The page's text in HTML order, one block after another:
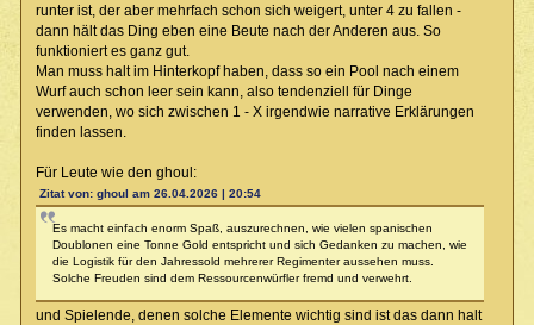
runter ist, der aber mehrfach schon sich weigert, unter 4 zu fallen -
dann hält das Ding eben eine Beute nach der Anderen aus. So
funktioniert es ganz gut.
Man muss halt im Hinterkopf haben, dass so ein Pool nach einem
Wurf auch schon leer sein kann, also tendenziell für Dinge
verwenden, wo sich zwischen 1 - X irgendwie narrative Erklärungen
finden lassen.
Für Leute wie den ghoul:
Zitat von: ghoul am 26.04.2026 | 20:54
Es macht einfach enorm Spaß, auszurechnen, wie vielen spanischen
Doublonen eine Tonne Gold entspricht und sich Gedanken zu machen, wie
die Logistik für den Jahressold mehrerer Regimenter aussehen muss.
Solche Freuden sind dem Ressourcenwürfler fremd und verwehrt.
und Spielende, denen solche Elemente wichtig sind ist das dann halt